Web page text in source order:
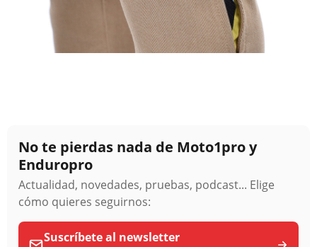
No te pierdas nada de Moto1pro y
Enduropro
Actualidad, novedades, pruebas, podcast... Elige
cómo quieres seguirnos:
Suscríbete al newsletter